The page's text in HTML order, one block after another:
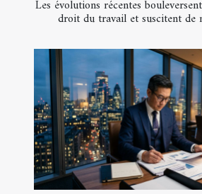
Les évolutions récentes
droit du travail et suscitent de